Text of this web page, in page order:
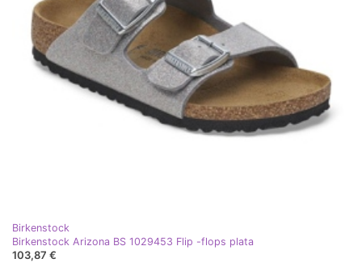
Birkenstock
Birkenstock Arizona BS 1029453 Flip -flops plata
103,87 €